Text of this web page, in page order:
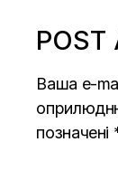
POST
Ваша e-
позначені